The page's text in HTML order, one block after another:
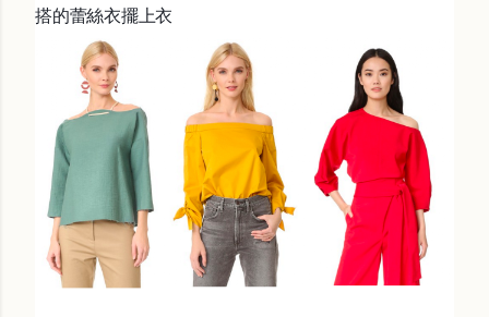
搭的蕾絲衣擺上衣